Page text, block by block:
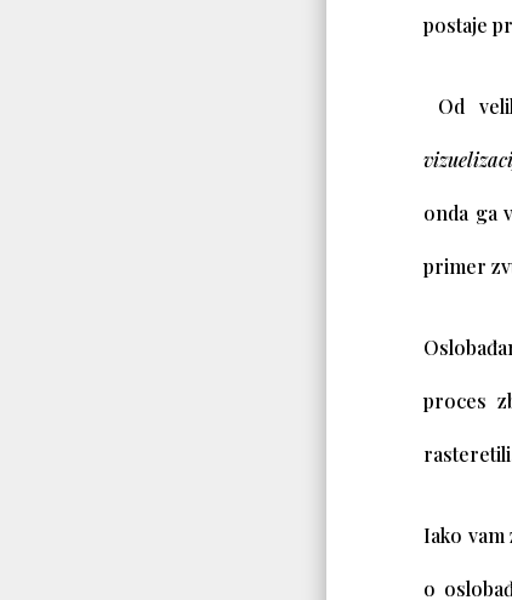
postaje
Od
onda ga
primer
proces
Iako
o